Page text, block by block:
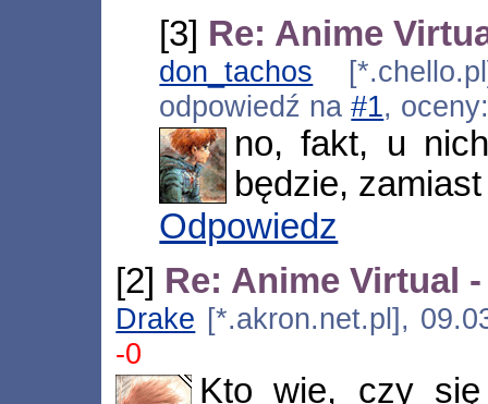
[3] Re: Anime
don_tachos
odpowiedź na#1,
no, fakt, u
będzie,
Odpowiedz
[2] Re: Anime Virtual
Drake [*.akron.net.pl],
-0
Kto wie, czy